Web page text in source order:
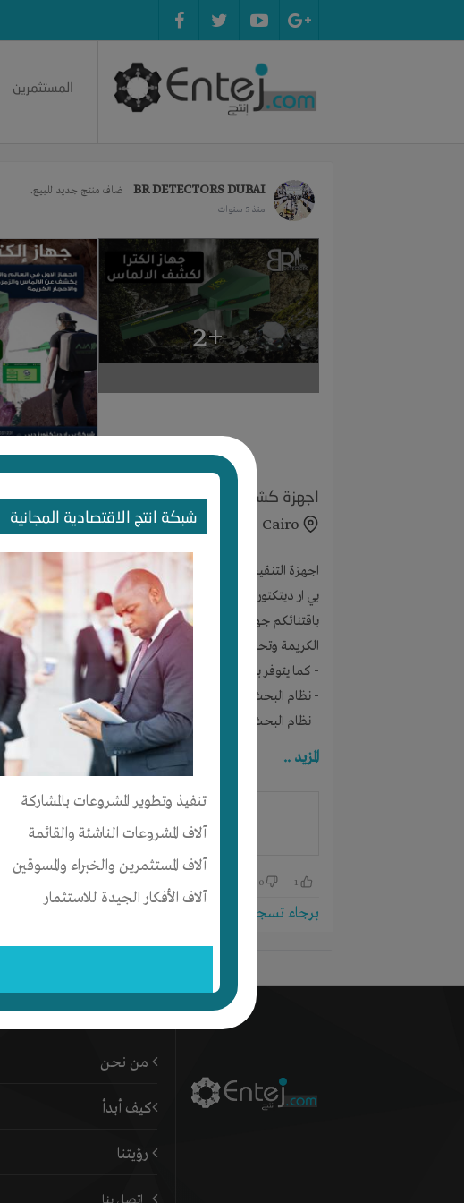
شبكة انتج الاقتصادية المجانية
تنفيذ وتطوير المشروعات بالمشاركة
آلاف المشروعات الناشئة والقائمة
آلاف المستثمرين والخبراء والمسوقين
آلاف الأفكار الجيدة للاستثمار
المستثمرين
BR DETECTORS DUBAI ضاف منتج جديد للبيع.
منذ 5 سنوات
+2
اجهزة كشف الاحجار الكريمة والالماس الكترا
Cairo
اجهزة التنقيب عن الالماس ,جهاز كشف الالماس 2021, جهاز كشف الاحجار الكريمة 2021 والالماس إلكترا Diamond Detector
بي ار ديتكتورز دبي : تقدم جهاز الكترا اجاكس Electra Ajax
باقتنائكم جهاز الكترا التقنية الأكثر تقدما في عالم الكشف
الكريمة وتحديد ومعرفة مواقعها .
- كما يتوفر بالجهاز نظامي تشغيل :
- نظام البحث بعيد المدى اليدوي .
- نظام البحث بعيد المدى التلقائي.
مسافة البحث الأمامية : 2250 متر
- يتميز هذا الجهاز بكشف والتقاط الأهداف من مسافة تصل لغاية 2850 متر.
- الصنع أمريكي – الضمان عامين
لمشاهدة فيديو الجهاز :
https://youtu.be/X4AGwuwxLrY
لمشاهدة معلومات ومواصفات الجهاز :
للطلب والأستفسار والشراء :
محمول + واتس اب : 00971564707413
المزيد ..
النوع
جديد
1
0
برجاء تسجيل الدخول للتواصل!
من نحن
كيف أبدأ
رؤيتنا